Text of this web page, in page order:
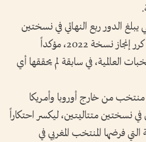
الدور ربع النهائي في نسختين
متتاليتين من كأس العالم، بعدما كرر إنجاز نسخة 2022، مؤكداً
العالمية، في سابقة لم يحققها أي
من خارج أوروبا وأمريكا
في نسختين متتاليتين، ليكسر احتكاراً
التي فرضها المنتخب المغربي في